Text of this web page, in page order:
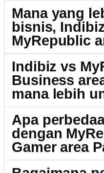
Mana yang
bisnis,
MyRepublic
Indibiz vs
Business
mana lebih
Apa
dengan
Gamer area